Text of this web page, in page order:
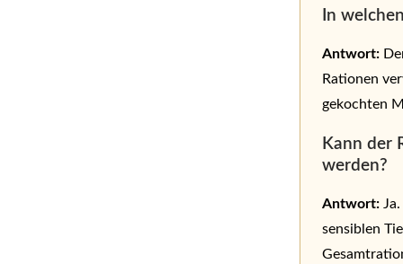
In
Antwort:
Rationen
gekochten
Kann der
werden?
Antwort:
sensiblen